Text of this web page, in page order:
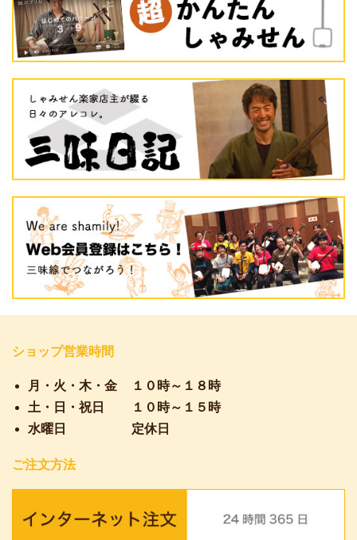
ショップ営業時間
月・火・木・金
１０時～１８時
土・日・祝日
１０時～１５時
水曜日
定休日
ご注文方法